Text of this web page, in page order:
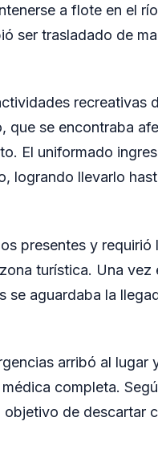
a flote en el
ser trasladado de
recreativas
que se encontraba
El uniformado
logrando llevarlo
presentes y
turística. Una vez
se aguardaba la
arribó al lugar
completa.
de descartar